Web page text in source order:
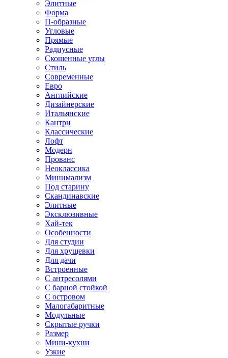
Элитные
Форма
П-образные
Угловые
Прямые
Радиусные
Скошенные углы
Стиль
Современные
Евро
Английские
Дизайнерские
Итальянские
Кантри
Классические
Лофт
Модерн
Прованс
Неоклассика
Минимализм
Под старину
Скандинавские
Элитные
Эксклюзивные
Хай-тек
Особенности
Для студии
Для хрущевки
Для дачи
Встроенные
С антресолями
С барной стойкой
С островом
Малогабаритные
Модульные
Скрытые ручки
Размер
Мини-кухни
Узкие